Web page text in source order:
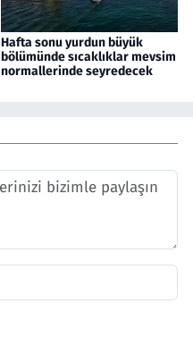
Hafta sonu yurdun büyük
bölümünde sıcaklıklar mevsim
normallerinde seyredecek